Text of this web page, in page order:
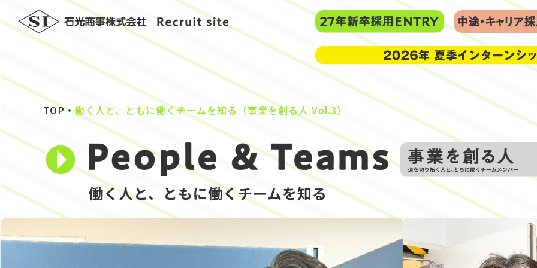
TOP 働く人と、ともに働くチームを知る（事業を創る人 Vol.3）
働く人と、ともに働くチームを知る